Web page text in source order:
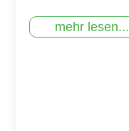
mehr lesen...